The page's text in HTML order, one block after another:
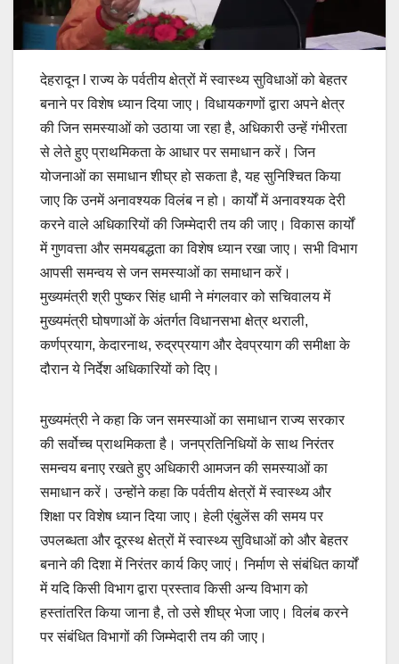
देहरादून l राज्य के पर्वतीय क्षेत्रों में स्वास्थ्य सुविधाओं को बेहतर
बनाने पर विशेष ध्यान दिया जाए। विधायकगणों द्वारा अपने क्षेत्र
की जिन समस्याओं को उठाया जा रहा है, अधिकारी उन्हें गंभीरता
से लेते हुए प्राथमिकता के आधार पर समाधान करें। जिन
योजनाओं का समाधान शीघ्र हो सकता है, यह सुनिश्चित किया
जाए कि उनमें अनावश्यक विलंब न हो। कार्यों में अनावश्यक देरी
करने वाले अधिकारियों की जिम्मेदारी तय की जाए। विकास कार्यों
में गुणवत्ता और समयबद्धता का विशेष ध्यान रखा जाए। सभी विभाग
आपसी समन्वय से जन समस्याओं का समाधान करें।
मुख्यमंत्री श्री पुष्कर सिंह धामी ने मंगलवार को सचिवालय में
मुख्यमंत्री घोषणाओं के अंतर्गत विधानसभा क्षेत्र थराली,
कर्णप्रयाग, केदारनाथ, रुद्रप्रयाग और देवप्रयाग की समीक्षा के
दौरान ये निर्देश अधिकारियों को दिए।
मुख्यमंत्री ने कहा कि जन समस्याओं का समाधान राज्य सरकार
की सर्वोच्च प्राथमिकता है। जनप्रतिनिधियों के साथ निरंतर
समन्वय बनाए रखते हुए अधिकारी आमजन की समस्याओं का
समाधान करें। उन्होंने कहा कि पर्वतीय क्षेत्रों में स्वास्थ्य और
शिक्षा पर विशेष ध्यान दिया जाए। हेली एंबुलेंस की समय पर
उपलब्धता और दूरस्थ क्षेत्रों में स्वास्थ्य सुविधाओं को और बेहतर
बनाने की दिशा में निरंतर कार्य किए जाएं। निर्माण से संबंधित कार्यों
में यदि किसी विभाग द्वारा प्रस्ताव किसी अन्य विभाग को
हस्तांतरित किया जाना है, तो उसे शीघ्र भेजा जाए। विलंब करने
पर संबंधित विभागों की जिम्मेदारी तय की जाए।